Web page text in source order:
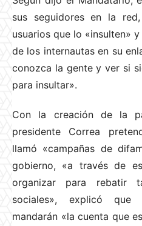
sus seguidores en la
usuarios que lo «insulten»
de los internautas en su
conozca la gente y ver si
para insultar».
Con la creación de la
presidente Correa
llamó «campañas de
gobierno, «a través de
organizar para rebatir
sociales», explicó que
mandarán «la cuenta que